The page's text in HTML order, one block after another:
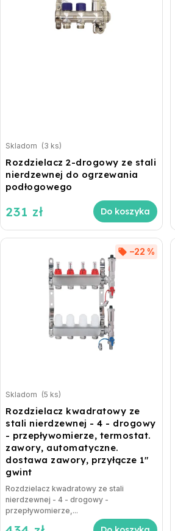
Rozdzielacz 2-drogowy ze stali
nierdzewnej do ogrzewania
podłogowego
Skladom (3 ks)
231 zł Do koszyka
Rozdzielacz kwadratowy ze
stali nierdzewnej - 4 - drogowy
- przepływomierze, termostat.
zawory, automatyczne.
dostawa zawory, przyłącze 1"
gwint
–22 %
Skladom (5 ks)
Rozdzielacz kwadratowy ze stali
nierdzewnej - 4 - drogowy -
przepływomierze,...